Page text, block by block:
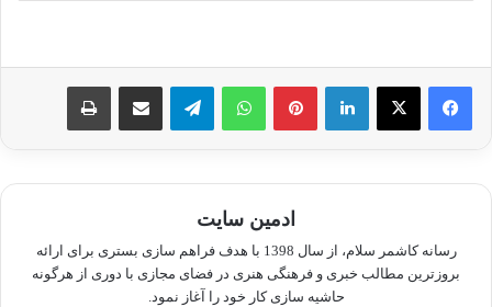
لینکدین پینترستواتس آپ تلگرام اشتراک گذاری از طریق ایمیل چاپ
ادمین سایت
رسانه کاشمر سلام، از سال 1398 با هدف فراهم سازی بستری برای ارائه
بروزترین مطالب خبری و فرهنگی هنری در فضای مجازی با دوری از هرگونه
حاشیه سازی کار خود را آغاز نمود.